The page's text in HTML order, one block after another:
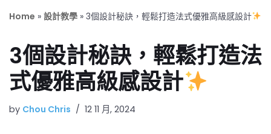
Home » 設計教學 » 3個設計秘訣，輕鬆打造法式優雅高級感設計
3個設計秘訣，輕鬆打造法
式優雅高級感設計
by Chou Chris 12 11 月, 2024